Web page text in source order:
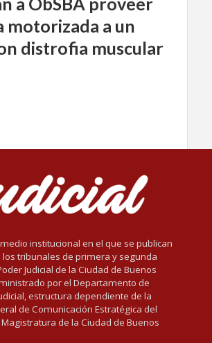
motorizada a un
distrofia muscular
institucional en el que se publican
los tribunales de primera y segunda
Judicial de la Ciudad de Buenos
por el Departamento de
estructura dependiente de la
de Comunicación Estratégica del
de la Ciudad de Buenos